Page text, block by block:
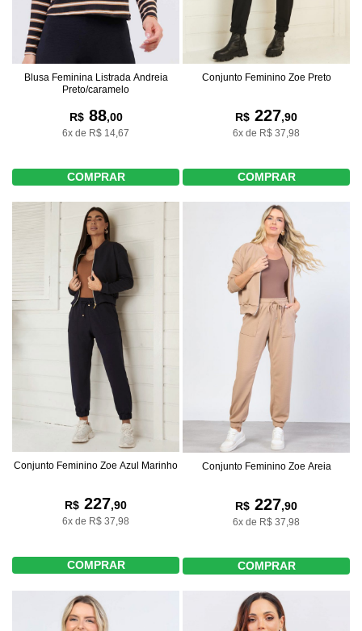
Blusa Feminina Listrada Andreia
Preto/caramelo
R$88,00
6x de R$ 14,67
COMPRAR
Conjunto Feminino Zoe Preto
R$ 227,90
6x de R$ 37,98
COMPRAR
Conjunto Feminino Zoe Azul Marinho
R$ 227,90
6x de R$ 37,98
COMPRAR
Conjunto Feminino Zoe Areia
R$ 227,90
6x de R$ 37,98
COMPRAR